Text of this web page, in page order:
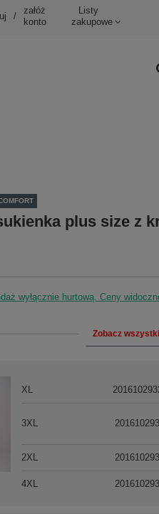
/
załóż
konto
Listy
zakupowe
plus size z
wyłącznie hurtową. Ceny
Zobacz
XL
3XL
2XL
4XL